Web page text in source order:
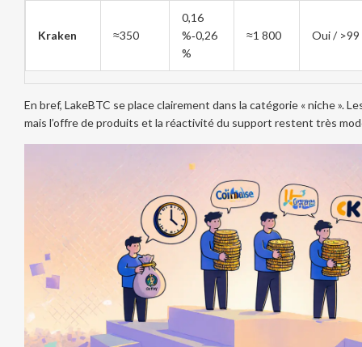
Kraken ≈350
0,16
%‑0,26
%
≈1 800 Oui / >99
En bref, LakeBTC se place clairement dans la catégorie « niche ».
mais l’offre de produits et la réactivité du support restent très